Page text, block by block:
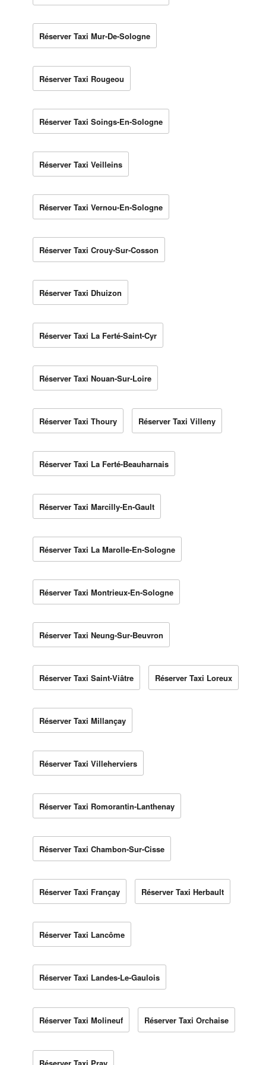
Réserver Taxi Mur-De-Sologne
Réserver Taxi Rougeou
Réserver Taxi Soings-En-Sologne
Réserver Taxi Veilleins
Réserver Taxi Vernou-En-Sologne
Réserver Taxi Crouy-Sur-Cosson
Réserver Taxi Dhuizon
Réserver Taxi La Ferté-Saint-Cyr
Réserver Taxi Nouan-Sur-Loire
Réserver Taxi Thoury Réserver Taxi Villeny
Réserver Taxi La Ferté-Beauharnais
Réserver Taxi Marcilly-En-Gault
Réserver Taxi La Marolle-En-Sologne
Réserver Taxi Montrieux-En-Sologne
Réserver Taxi Neung-Sur-Beuvron
Réserver Taxi Saint-Viâtre Réserver Taxi Loreux
Réserver Taxi Millançay
Réserver Taxi Villeherviers
Réserver Taxi Romorantin-Lanthenay
Réserver Taxi Chambon-Sur-Cisse
Réserver Taxi Françay Réserver Taxi Herbault
Réserver Taxi Lancôme
Réserver Taxi Landes-Le-Gaulois
Réserver Taxi Molineuf Réserver Taxi Orchaise
Réserver Taxi Pray